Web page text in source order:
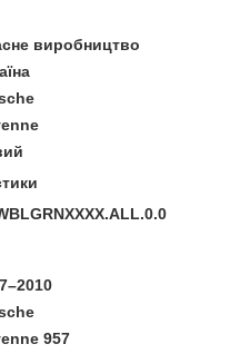
виробництво
957